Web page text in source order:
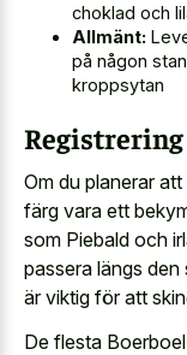
choklad och
Allmänt:
på någon
kroppsytan
Registrering
Om du planerar
färg vara ett
som Piebald och
passera längs
är viktig för att
De flesta